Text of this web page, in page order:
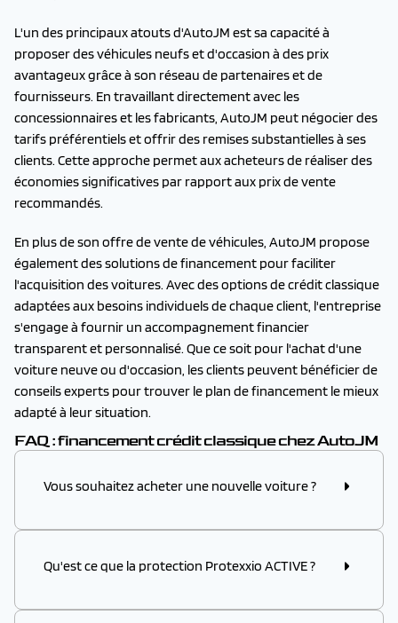
L'un des principaux atouts d'AutoJM est sa capacité à
proposer des véhicules neufs et d'occasion à des prix
avantageux grâce à son réseau de partenaires et de
fournisseurs. En travaillant directement avec les
concessionnaires et les fabricants, AutoJM peut négocier des
tarifs préférentiels et offrir des remises substantielles à ses
clients. Cette approche permet aux acheteurs de réaliser des
économies significatives par rapport aux prix de vente
recommandés.
En plus de son offre de vente de véhicules, AutoJM propose
également des solutions de financement pour faciliter
l'acquisition des voitures. Avec des options de crédit classique
adaptées aux besoins individuels de chaque client, l'entreprise
s'engage à fournir un accompagnement financier
transparent et personnalisé. Que ce soit pour l'achat d'une
voiture neuve ou d'occasion, les clients peuvent bénéficier de
conseils experts pour trouver le plan de financement le mieux
adapté à leur situation.
FAQ : financement crédit classique chez AutoJM
Vous souhaitez acheter une nouvelle voiture ?
financement auto jusqu'à 100% du prix du véhicule à
au meilleur taux annuel effectif global en prenant en
Qu'est ce que la protection Protexxio ACTIVE ?